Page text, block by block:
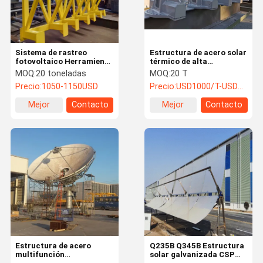
Inicio
Sobre
Nosotros
Visita A La
Fábrica
Estructura de acero solar
térmico de alta
temperatura diseñada
con precisión para
sistemas CSP
MOQ:20 T
Precio:USD1000/T-USD1200/T
Mejor
Contacto
Sistema de rastreo
fotovoltaico Herramienta
de instalación de
estructuras solares de
acero para estructuras
MOQ:20 toneladas
Precio:1050-1150USD
Mejor
Contacto
Q235B Q345B Estructura
solar galvanizada CSP
Estructura de acero
multifunción